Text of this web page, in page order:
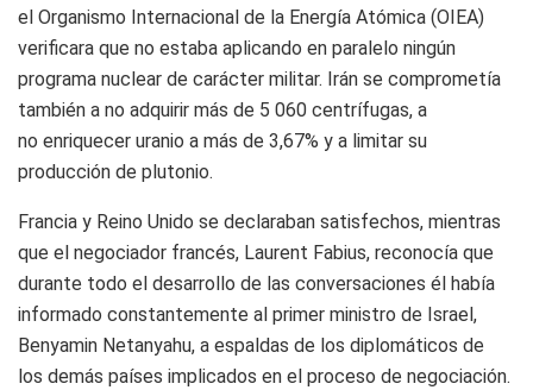
el Organismo Internacional de la Energía Atómica (OIEA)
verificara que no estaba aplicando en paralelo ningún
programa nuclear de carácter militar. Irán se comprometía
también a no adquirir más de 5 060 centrífugas, a
no enriquecer uranio a más de 3,67% y a limitar su
producción de plutonio.
Francia y Reino Unido se declaraban satisfechos, mientras
que el negociador francés, Laurent Fabius, reconocía que
durante todo el desarrollo de las conversaciones él había
informado constantemente al primer ministro de Israel,
Benyamin Netanyahu, a espaldas de los diplomáticos de
los demás países implicados en el proceso de negociación.